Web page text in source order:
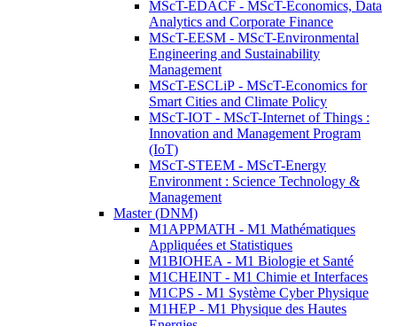
MScT-EDACF - MScT-Economics, Data
Analytics and Corporate Finance
MScT-EESM - MScT-Environmental
Engineering and Sustainability
Management
MScT-ESCLiP - MScT-Economics for
Smart Cities and Climate Policy
MScT-IOT - MScT-Internet of Things :
Innovation and Management Program
(IoT)
MScT-STEEM - MScT-Energy
Environment : Science Technology &
Management
Master (DNM)
M1APPMATH - M1 Mathématiques
Appliquées et Statistiques
M1BIOHEA - M1 Biologie et Santé
M1CHEINT - M1 Chimie et Interfaces
M1CPS - M1 Système Cyber Physique
M1HEP - M1 Physique des Hautes